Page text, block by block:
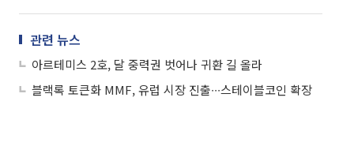
관련 뉴스
아르테미스 2호, 달 중력권 벗어나 귀환 길 올라
블랙록 토큰화 MMF, 유럽 시장 진출∙∙∙스테이블코인 확장